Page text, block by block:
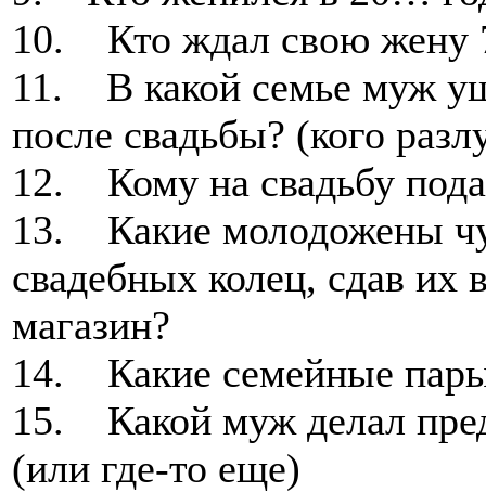
10. Кто ждал свою жену
11. В какой семье муж
после свадьбы? (кого
12. Кому на свадьбу
13. Какие молодожены
свадебных колец, сдав
магазин?
14. Какие семейные пары
15. Какой муж делал
(или где-то еще)